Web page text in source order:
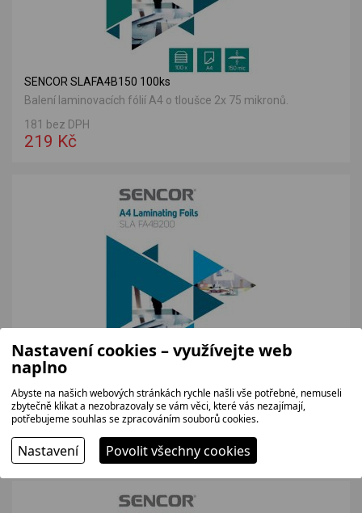
SENCOR SLAFA4B150 100ks
Balení laminovacích fólií A4 o tloušce 2x 75 mikronů.
181 bez DPH
219 Kč
SENCOR SLAFA4B200 100ks
Balení laminovacích fólií A4 o tloušce 2x 100 mikronů.
269 Kč
Nastavení cookies – využívejte web
naplno
Abyste na našich webových stránkách rychle našli vše potřebné, nemuseli
zbytečně klikat a nezobrazovaly se vám věci, které vás nezajímají,
potřebujeme souhlas se zpracováním souborů cookies.
Nastavení Povolit všechny cookies